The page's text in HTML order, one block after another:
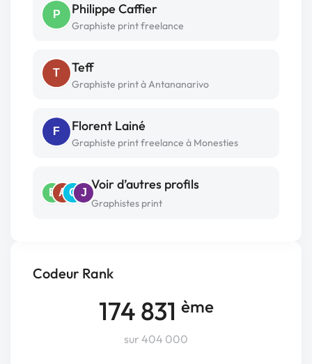
Codeur Rank
174 831 ème
sur 404 000
P Philippe Caffier
Graphiste print freelance
T Teff
Graphiste print à Antananarivo
F Florent Lainé
Graphiste print freelance à Monesties
E A C J
Voir d’autres profils
Graphistes print